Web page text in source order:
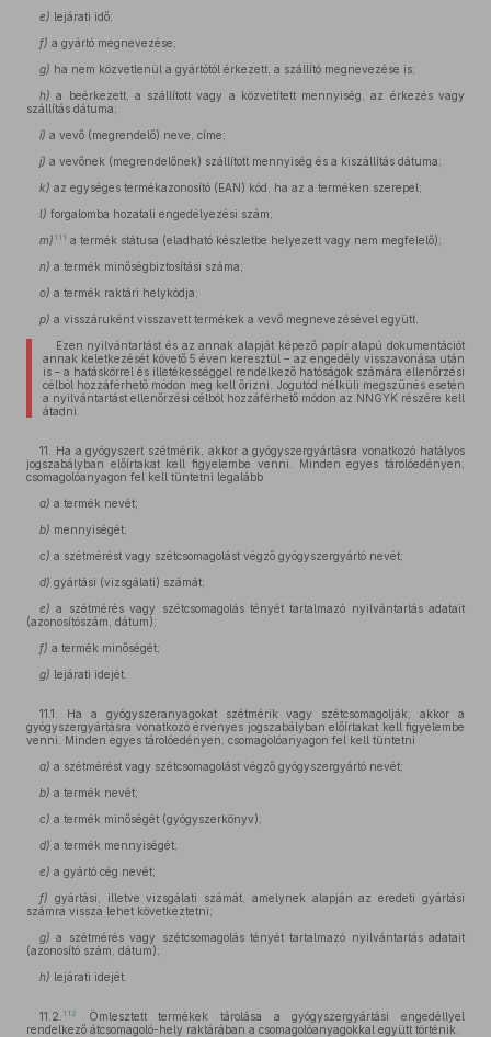
e) lejárati idő;
f) a gyártó megnevezése;
g) ha nem közvetlenül a gyártótól érkezett, a szállító megnevezése is;
h) a beérkezett, a szállított vagy a közvetített mennyiség, az érkezés vagy
szállítás dátuma;
i) a vevő (megrendelő) neve, címe;
j) a vevőnek (megrendelőnek) szállított mennyiség és a kiszállítás dátuma;
k) az egységes termékazonosító (EAN) kód, ha az a terméken szerepel;
l) forgalomba hozatali engedélyezési szám;
m) 111 a termék státusa (eladható készletbe helyezett vagy nem megfelelő);
n) a termék minőségbiztosítási száma;
o) a termék raktári helykódja;
p) a visszáruként visszavett termékek a vevő megnevezésével együtt.
Ezen nyilvántartást és az annak alapját képező papír alapú dokumentációt
annak keletkezését követő 5 éven keresztül – az engedély visszavonása után
is – a hatáskörrel és illetékességgel rendelkező hatóságok számára ellenőrzési
célból hozzáférhető módon meg kell őrizni. Jogutód nélküli megszűnés esetén
a nyilvántartást ellenőrzési célból hozzáférhető módon az NNGYK részére kell
átadni.
11. Ha a gyógyszert szétmérik, akkor a gyógyszergyártásra vonatkozó hatályos
jogszabályban előírtakat kell figyelembe venni. Minden egyes tárolóedényen,
csomagolóanyagon fel kell tüntetni legalább
a) a termék nevét;
b) mennyiségét;
c) a szétmérést vagy szétcsomagolást végző gyógyszergyártó nevét;
d) gyártási (vizsgálati) számát;
e) a szétmérés vagy szétcsomagolás tényét tartalmazó nyilvántartás adatait
(azonosítószám, dátum);
f) a termék minőségét;
g) lejárati idejét.
11.1. Ha a gyógyszeranyagokat szétmérik vagy szétcsomagolják, akkor a
gyógyszergyártásra vonatkozó érvényes jogszabályban előírtakat kell figyelembe
venni. Minden egyes tárolóedényen, csomagolóanyagon fel kell tüntetni
a) a szétmérést vagy szétcsomagolást végző gyógyszergyártó nevét;
b) a termék nevét;
c) a termék minőségét (gyógyszerkönyv);
d) a termék mennyiségét;
e) a gyártó cég nevét;
f) gyártási, illetve vizsgálati számát, amelynek alapján az eredeti gyártási
számra vissza lehet következtetni;
g) a szétmérés vagy szétcsomagolás tényét tartalmazó nyilvántartás adatait
(azonosító szám, dátum);
h) lejárati idejét.
11.2. 112
Ömlesztett termékek tárolása a gyógyszergyártási engedéllyel
rendelkező átcsomagoló-hely raktárában a csomagolóanyagokkal együtt történik.